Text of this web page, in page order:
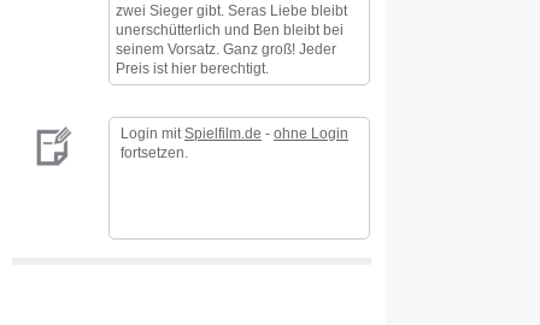
zwei Sieger gibt. Seras Liebe bleibt
unerschütterlich und Ben bleibt bei
seinem Vorsatz. Ganz groß! Jeder
Preis ist hier berechtigt.
Login mit Spielfilm.de - ohne Login
fortsetzen.